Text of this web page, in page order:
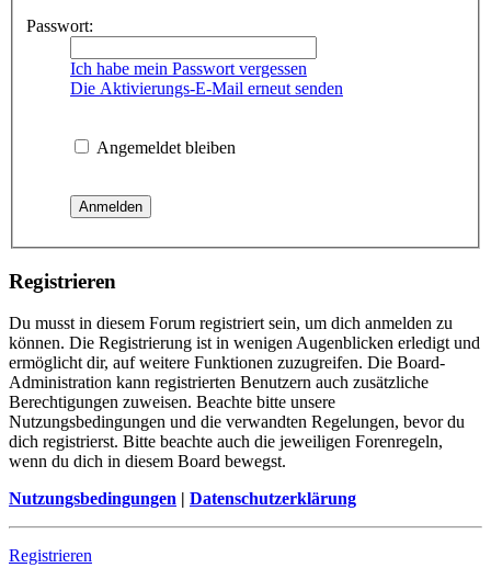
Passwort:
Ich habe mein Passwort vergessen
Die Aktivierungs-E-Mail erneut senden
Angemeldet bleiben
Registrieren
Du musst in diesem Forum registriert sein, um dich anmelden zu
können. Die Registrierung ist in wenigen Augenblicken erledigt und
ermöglicht dir, auf weitere Funktionen zuzugreifen. Die Board-
Administration kann registrierten Benutzern auch zusätzliche
Berechtigungen zuweisen. Beachte bitte unsere
Nutzungsbedingungen und die verwandten Regelungen, bevor du
dich registrierst. Bitte beachte auch die jeweiligen Forenregeln,
wenn du dich in diesem Board bewegst.
Nutzungsbedingungen | Datenschutzerklärung
Registrieren